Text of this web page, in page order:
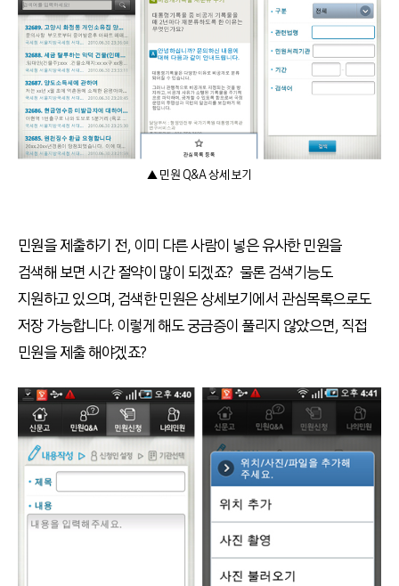
▲ 민원 Q&A 상세 보기
민원을 제출하기 전, 이미 다른 사람이 넣은 유사한 민원을
검색해 보면 시간 절약이 많이 되겠죠? 물론 검색기능도
지원하고 있으며, 검색한 민원은 상세보기에서 관심목록으로도
저장 가능합니다. 이렇게 해도 궁금증이 풀리지 않았으면, 직접
민원을 제출 해야겠죠?